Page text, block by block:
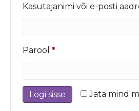
Kasutajanimi või e-posti
Parool *Nõutud
Jäta mind
Logi sisse